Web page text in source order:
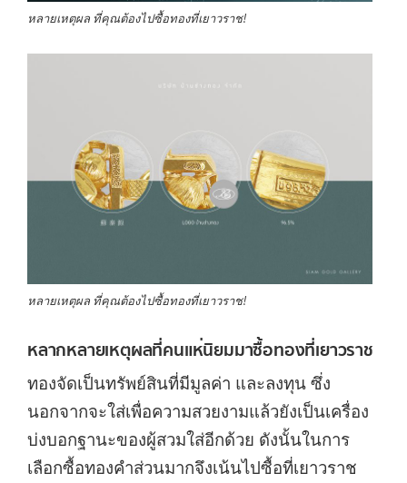
หลายเหตุผล ที่คุณต้องไปซื้อทองที่เยาวราช!
หลายเหตุผล ที่คุณต้องไปซื้อทองที่เยาวราช!
หลากหลายเหตุผลที่คนแห่นิยมมาซื้อทองที่เยาวราช
ทองจัดเป็นทรัพย์สินที่มีมูลค่า และลงทุน ซึ่ง
นอกจากจะใส่เพื่อความสวยงามแล้วยังเป็นเครื่อง
บ่งบอกฐานะของผู้สวมใส่อีกด้วย ดังนั้นในการ
เลือกซื้อทองคำส่วนมากจึงเน้นไปซื้อที่เยาวราช